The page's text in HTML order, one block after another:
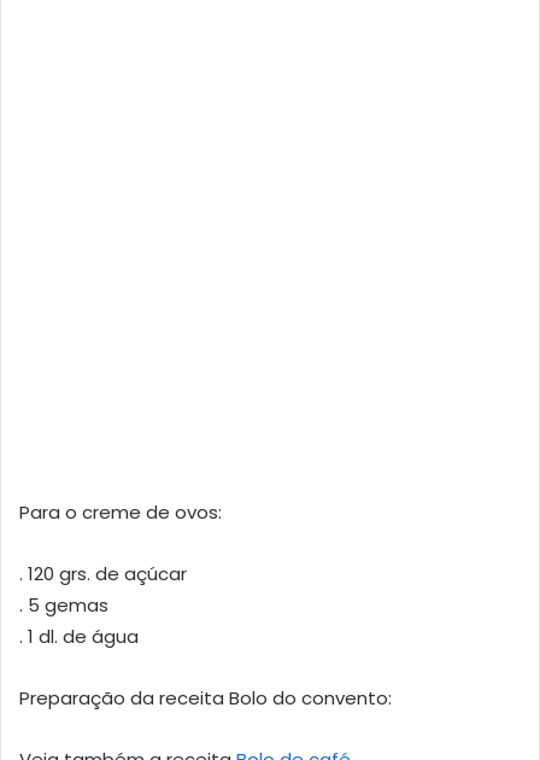
Para o creme de ovos:
. 120 grs. de açúcar
. 5 gemas
. 1 dl. de água
Preparação da receita Bolo do convento: